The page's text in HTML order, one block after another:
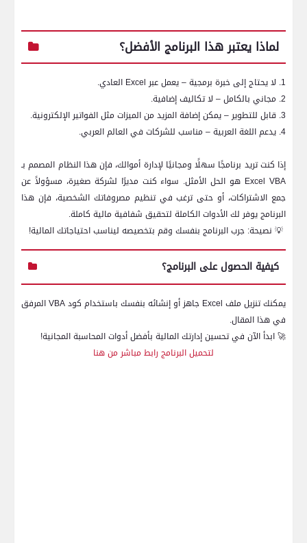
لماذا يعتبر هذا البرنامج الأفضل؟
1. لا يحتاج إلى خبرة برمجية – يعمل عبر Excel العادي.
2. مجاني بالكامل – لا تكاليف إضافية.
3. قابل للتطوير – يمكن إضافة المزيد من الميزات مثل الفواتير الإلكترونية.
4. يدعم اللغة العربية – مناسب للشركات في العالم العربي.
إذا كنت تريد برنامجًا سهلًا ومجانيًا لإدارة أموالك، فإن هذا النظام المصمم بـ
Excel VBA هو الحل الأمثل. سواء كنت مديرًا لشركة صغيرة، مسؤولاً عن
جمع الاشتراكات، أو حتى ترغب في تنظيم مصروفاتك الشخصية، فإن هذا
البرنامج يوفر لك الأدوات الكاملة لتحقيق شفافية مالية كاملة.
💡 نصيحة: جرب البرنامج بنفسك وقم بتخصيصه ليناسب احتياجاتك المالية!
كيفية الحصول على البرنامج؟
يمكنك تنزيل ملف Excel جاهز أو إنشائه بنفسك باستخدام كودVBAالمرفق
في هذا المقال.
🚀ابدأ الآن في تحسين إدارتك المالية بأفضل أدوات المحاسبة المجانية!
لتحميل البرنامج رابط مباشر من هنا